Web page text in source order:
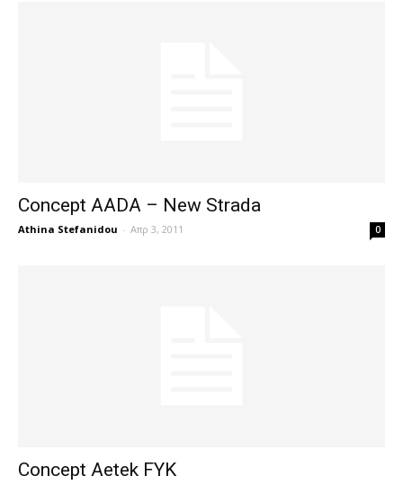
Concept AADA – New Strada
Athina Stefanidou - Απρ 3, 2011 0
Concept Aetek FYK